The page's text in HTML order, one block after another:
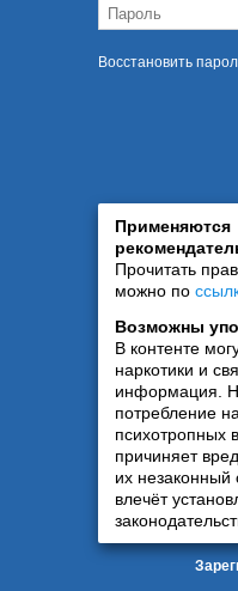
Восстановить
Применяются
Прочитать
можно по
Возможны
В контенте
наркотики и
информация.
потребление
психотропных
причиняет
их
влечёт